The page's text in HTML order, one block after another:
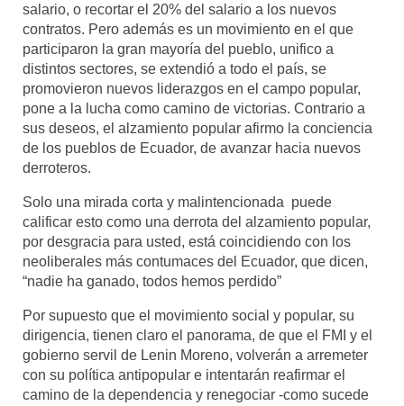
salario, o recortar el 20% del salario a los nuevos
contratos. Pero además es un movimiento en el que
participaron la gran mayoría del pueblo, unifico a
distintos sectores, se extendió a todo el país, se
promovieron nuevos liderazgos en el campo popular,
pone a la lucha como camino de victorias. Contrario a
sus deseos, el alzamiento popular afirmo la conciencia
de los pueblos de Ecuador, de avanzar hacia nuevos
derroteros.
Solo una mirada corta y malintencionada puede
calificar esto como una derrota del alzamiento popular,
por desgracia para usted, está coincidiendo con los
neoliberales más contumaces del Ecuador, que dicen,
“nadie ha ganado, todos hemos perdido”
Por supuesto que el movimiento social y popular, su
dirigencia, tienen claro el panorama, de que el FMI y el
gobierno servil de Lenin Moreno, volverán a arremeter
con su política antipopular e intentarán reafirmar el
camino de la dependencia y renegociar -como sucede